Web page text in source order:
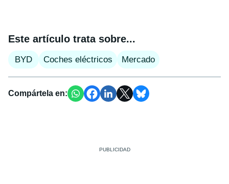
Este artículo trata sobre...
BYD Coches eléctricos Mercado
Compártela en: